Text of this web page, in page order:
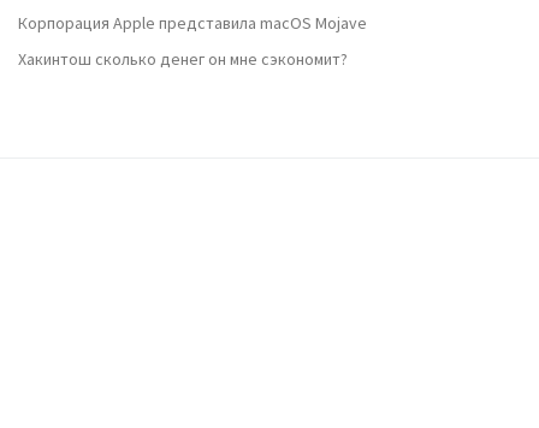
Корпорация Apple представила macOS Mojave
Хакинтош сколько денег он мне сэкономит?